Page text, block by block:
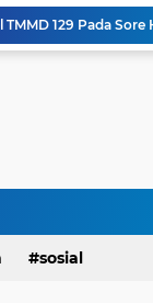
129 Pada Sore
sosial